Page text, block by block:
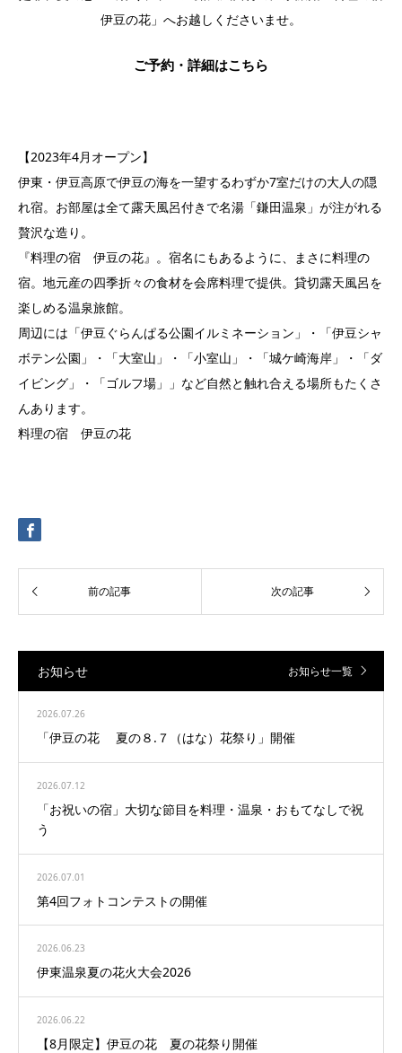
伊豆の花」へお越しくださいませ。
ご予約・詳細はこちら
【2023年4月オープン】
伊東・伊豆高原で伊豆の海を一望するわずか7室だけの大人の隠
れ宿。お部屋は全て露天風呂付きで名湯「鎌田温泉」が注がれる
贅沢な造り。
『料理の宿 伊豆の花』。宿名にもあるように、まさに料理の
宿。地元産の四季折々の食材を会席料理で提供。貸切露天風呂を
楽しめる温泉旅館。
周辺には「伊豆ぐらんぱる公園イルミネーション」・「伊豆シャ
ボテン公園」・「大室山」・「小室山」・「城ケ崎海岸」・「ダ
イビング」・「ゴルフ場」」など自然と触れ合える場所もたくさ
んあります。
料理の宿 伊豆の花
お知らせ お知らせ一覧
2026.07.26
「伊豆の花 夏の８.７（はな）花祭り」開催
2026.07.12
「お祝いの宿」大切な節目を料理・温泉・おもてなしで祝
う
2026.07.01
第4回フォトコンテストの開催
2026.06.23
伊東温泉夏の花火大会2026
2026.06.22
【8月限定】伊豆の花 夏の花祭り開催